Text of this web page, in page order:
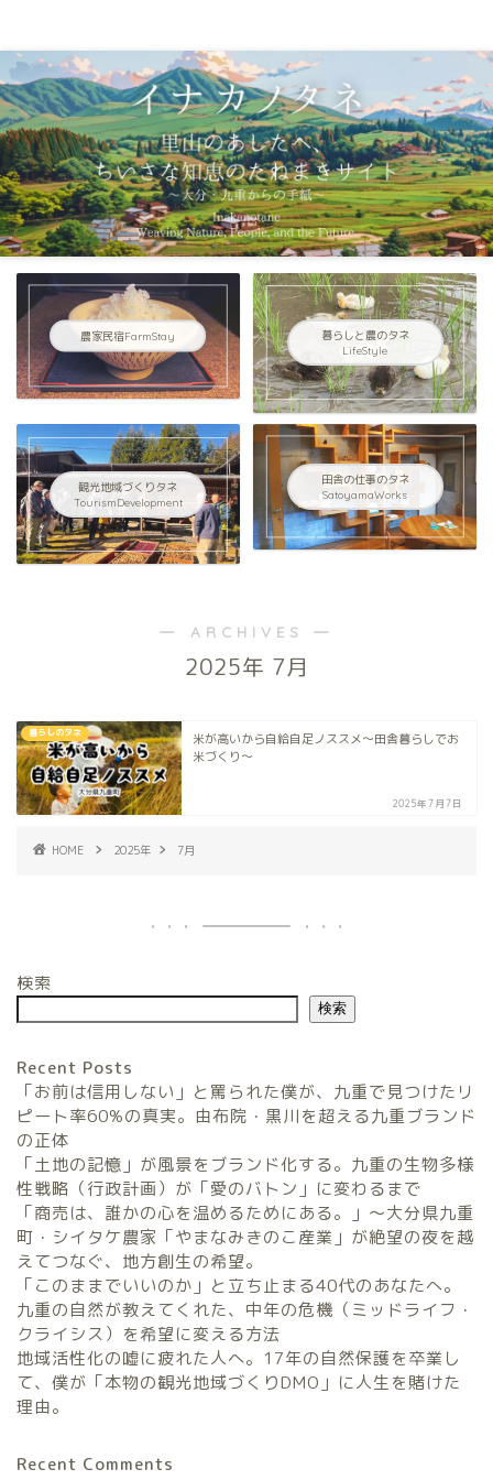
農家民宿FarmStay
暮らしと農のタネ
LifeStyle
観光地域づくりタネ
TourismDevelopment
田舎の仕事のタネ
SatoyamaWorks
― ARCHIVES ―
2025年 7月
暮らしのタネ
米が高いから自給自足ノススメ〜田舎暮らしでお
米づくり〜
2025年7月7日
HOME 2025年 7月
検索
検索
Recent Posts
「お前は信用しない」と罵られた僕が、九重で見つけたリ
ピート率60%の真実。由布院・黒川を超える九重ブランド
の正体
「土地の記憶」が風景をブランド化する。九重の生物多様
性戦略（行政計画）が「愛のバトン」に変わるまで
「商売は、誰かの心を温めるためにある。」〜大分県九重
町・シイタケ農家「やまなみきのこ産業」が絶望の夜を越
えてつなぐ、地方創生の希望。
「このままでいいのか」と立ち止まる40代のあなたへ。
九重の自然が教えてくれた、中年の危機（ミッドライフ・
クライシス）を希望に変える方法
地域活性化の嘘に疲れた人へ。17年の自然保護を卒業し
て、僕が「本物の観光地域づくりDMO」に人生を賭けた
理由。
Recent Comments
農家民宿FarmStay
暮らしと農のタネLifeStyle
観光地域づくりタネ
TourismDevelopment
田舎の仕事のタネ